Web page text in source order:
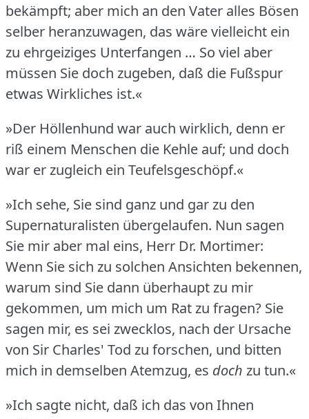
bekämpft; aber mich an den Vater alles Bösen
selber heranzuwagen, das wäre vielleicht ein
zu ehrgeiziges Unterfangen … So viel aber
müssen Sie doch zugeben, daß die Fußspur
etwas Wirkliches ist.«
»Der Höllenhund war auch wirklich, denn er
riß einem Menschen die Kehle auf; und doch
war er zugleich ein Teufelsgeschöpf.«
»Ich sehe, Sie sind ganz und gar zu den
Supernaturalisten übergelaufen. Nun sagen
Sie mir aber mal eins, Herr Dr. Mortimer:
Wenn Sie sich zu solchen Ansichten bekennen,
warum sind Sie dann überhaupt zu mir
gekommen, um mich um Rat zu fragen? Sie
sagen mir, es sei zwecklos, nach der Ursache
von Sir Charles' Tod zu forschen, und bitten
mich in demselben Atemzug, es doch zu tun.«
»Ich sagte nicht, daß ich das von Ihnen